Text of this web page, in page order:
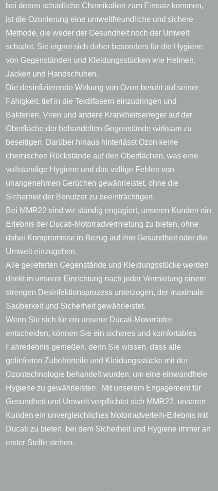
bei denen schädliche Chemikalien zum Einsatz kommen,
ist die Ozonierung eine umweltfreundliche und sichere
Methode, die weder der Gesundheit noch der Umwelt
schadet. Sie eignet sich daher besonders für die Hygiene
von Gegenständen und Kleidungsstücken wie Helmen,
Jacken und Handschuhen.
Die desinfizierende Wirkung von Ozon beruht auf seiner
Fähigkeit, tief in die Textilfasern einzudringen und
Bakterien, Viren und andere Krankheitserreger auf der
Oberfläche der behandelten Gegenstände wirksam zu
beseitigen. Darüber hinaus hinterlässt Ozon keine
chemischen Rückstände auf den Oberflächen, was eine
vollständige Hygiene und das völlige Fehlen von
unangenehmen Gerüchen gewährleistet, ohne die
Sicherheit der Benutzer zu beeinträchtigen.
Bei MMR22 sind wir ständig engagiert, unseren Kunden ein
Erlebnis der Ducati-Motorradvermietung zu bieten, ohne
dabei Kompromisse in Bezug auf ihre Gesundheit oder die
Umwelt einzugehen.
Alle gelieferten Gegenstände und Kleidungsstücke werden
direkt in unserer Einrichtung nach jeder Vermietung einem
strengen Desinfektionsprozess unterzogen, der maximale
Sauberkeit und Sicherheit gewährleistet.
Wenn Sie sich für ein unserer Ducati-Motorräder
entscheiden, können Sie ein sicheres und komfortables
Fahrerlebnis genießen, denn Sie wissen, dass alle
gelieferten Zubehörteile und Kleidungsstücke mit der
Ozontechnologie behandelt wurden, um eine einwandfreie
Hygiene zu gewährleisten. Mit unserem Engagement für
Gesundheit und Umwelt verpflichtet sich MMR22, unseren
Kunden ein unvergleichliches Motorradverleih-Erlebnis mit
Ducati zu bieten, bei dem Sicherheit und Hygiene immer an
erster Stelle stehen.